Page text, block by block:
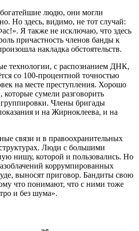
богатейшие людю, они могли
Но здесь, видимо, не тот случай:
Я также не исключаю, что здесь
причастность членов банды к
накладка обстоятельств.
технологии, с распознанием ДНК,
со 100-процентной точностью
на месте преступления. Хорошо
которые сумели разговорить
Члены бригады
и на Жирноклеева, и на
связи и в правоохранительных
Люди с большими
нишу, которой и пользовались. Но
коррумпированных
выносят приговор. Бандиты свою
что понимают, что с ними тоже
и без шума».